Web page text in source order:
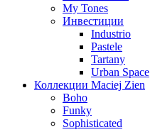
My Tones
Инвестиции
Industrio
Pastele
Tartany
Urban Space
Коллекции Maciej Zien
Boho
Funky
Sophisticated